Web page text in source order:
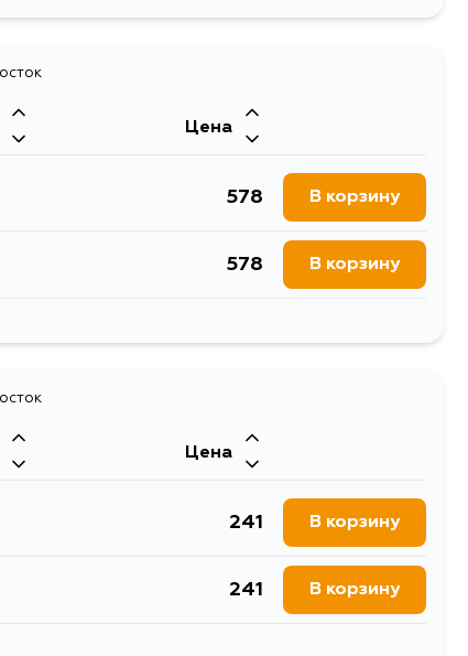
298 В корзину
326
952 В корзину
952 В корзину
Цена
578 В корзину
578 В корзину
576
576 В корзину
1125 В корзину
Цена
241 В корзину
241 В корзину